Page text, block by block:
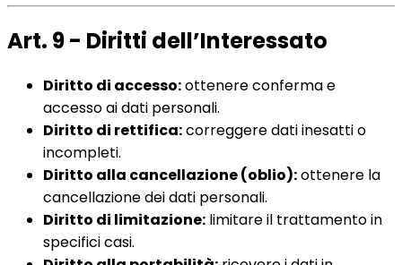
Art. 9 - Diritti dell’Interessato
Diritto di accesso:ottenere conferma e
accesso ai dati personali.
Diritto di rettifica:correggere dati inesatti o
incompleti.
Diritto alla cancellazione (oblio):ottenere la
cancellazione dei dati personali.
Diritto di limitazione: limitare il trattamento in
specifici casi.